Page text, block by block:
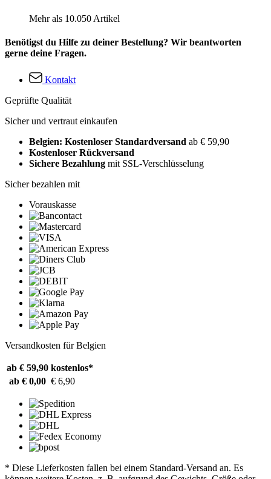
Mehr als 10.050 Artikel
Benötigst du Hilfe zu deiner Bestellung? Wir beantworten
gerne deine Fragen.
Kontakt
Geprüfte Qualität
Sicher und vertraut einkaufen
Belgien: Kostenloser Standardversand ab € 59,90
Kostenloser Rückversand
Sichere Bezahlung mit SSL-Verschlüsselung
Sicher bezahlen mit
Vorauskasse
Versandkosten für Belgien
ab € 59,90 kostenlos*
ab € 0,00 € 6,90
* Diese Lieferkosten fallen bei einem Standard-Versand an. Es